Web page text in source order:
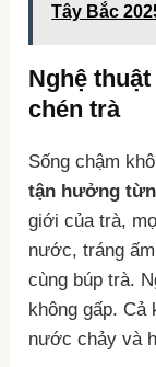
Tây Bắc
Nghệ
chén trà
Sống chậm
tận hưởng
giới của trà,
nước, tráng
cùng búp trà.
không gấp. Cả
nước chảy và